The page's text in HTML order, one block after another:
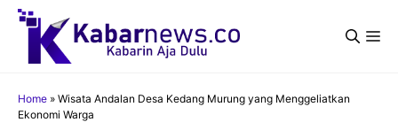
Langsung
Home » Wisata Andalan Desa Kedang Murung yang Menggeliatkan
Ekonomi Warga